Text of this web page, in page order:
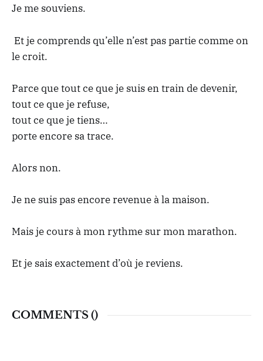
Je me souviens.
Et je comprends qu’elle n’est pas partie comme on
le croit.
Parce que tout ce que je suis en train de devenir,
tout ce que je refuse,
tout ce que je tiens…
porte encore sa trace.
Alors non.
Je ne suis pas encore revenue à la maison.
Mais je cours à mon rythme sur mon marathon.
Et je sais exactement d’où je reviens.
COMMENTS ()